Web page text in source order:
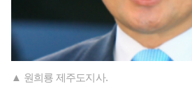
▲ 원희룡 제주도지사.